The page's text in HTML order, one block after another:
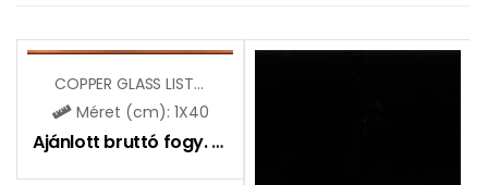
COPPER GLASS LISTELLO
Méret (cm): 1X40
Ajánlott bruttó fogy. ár: